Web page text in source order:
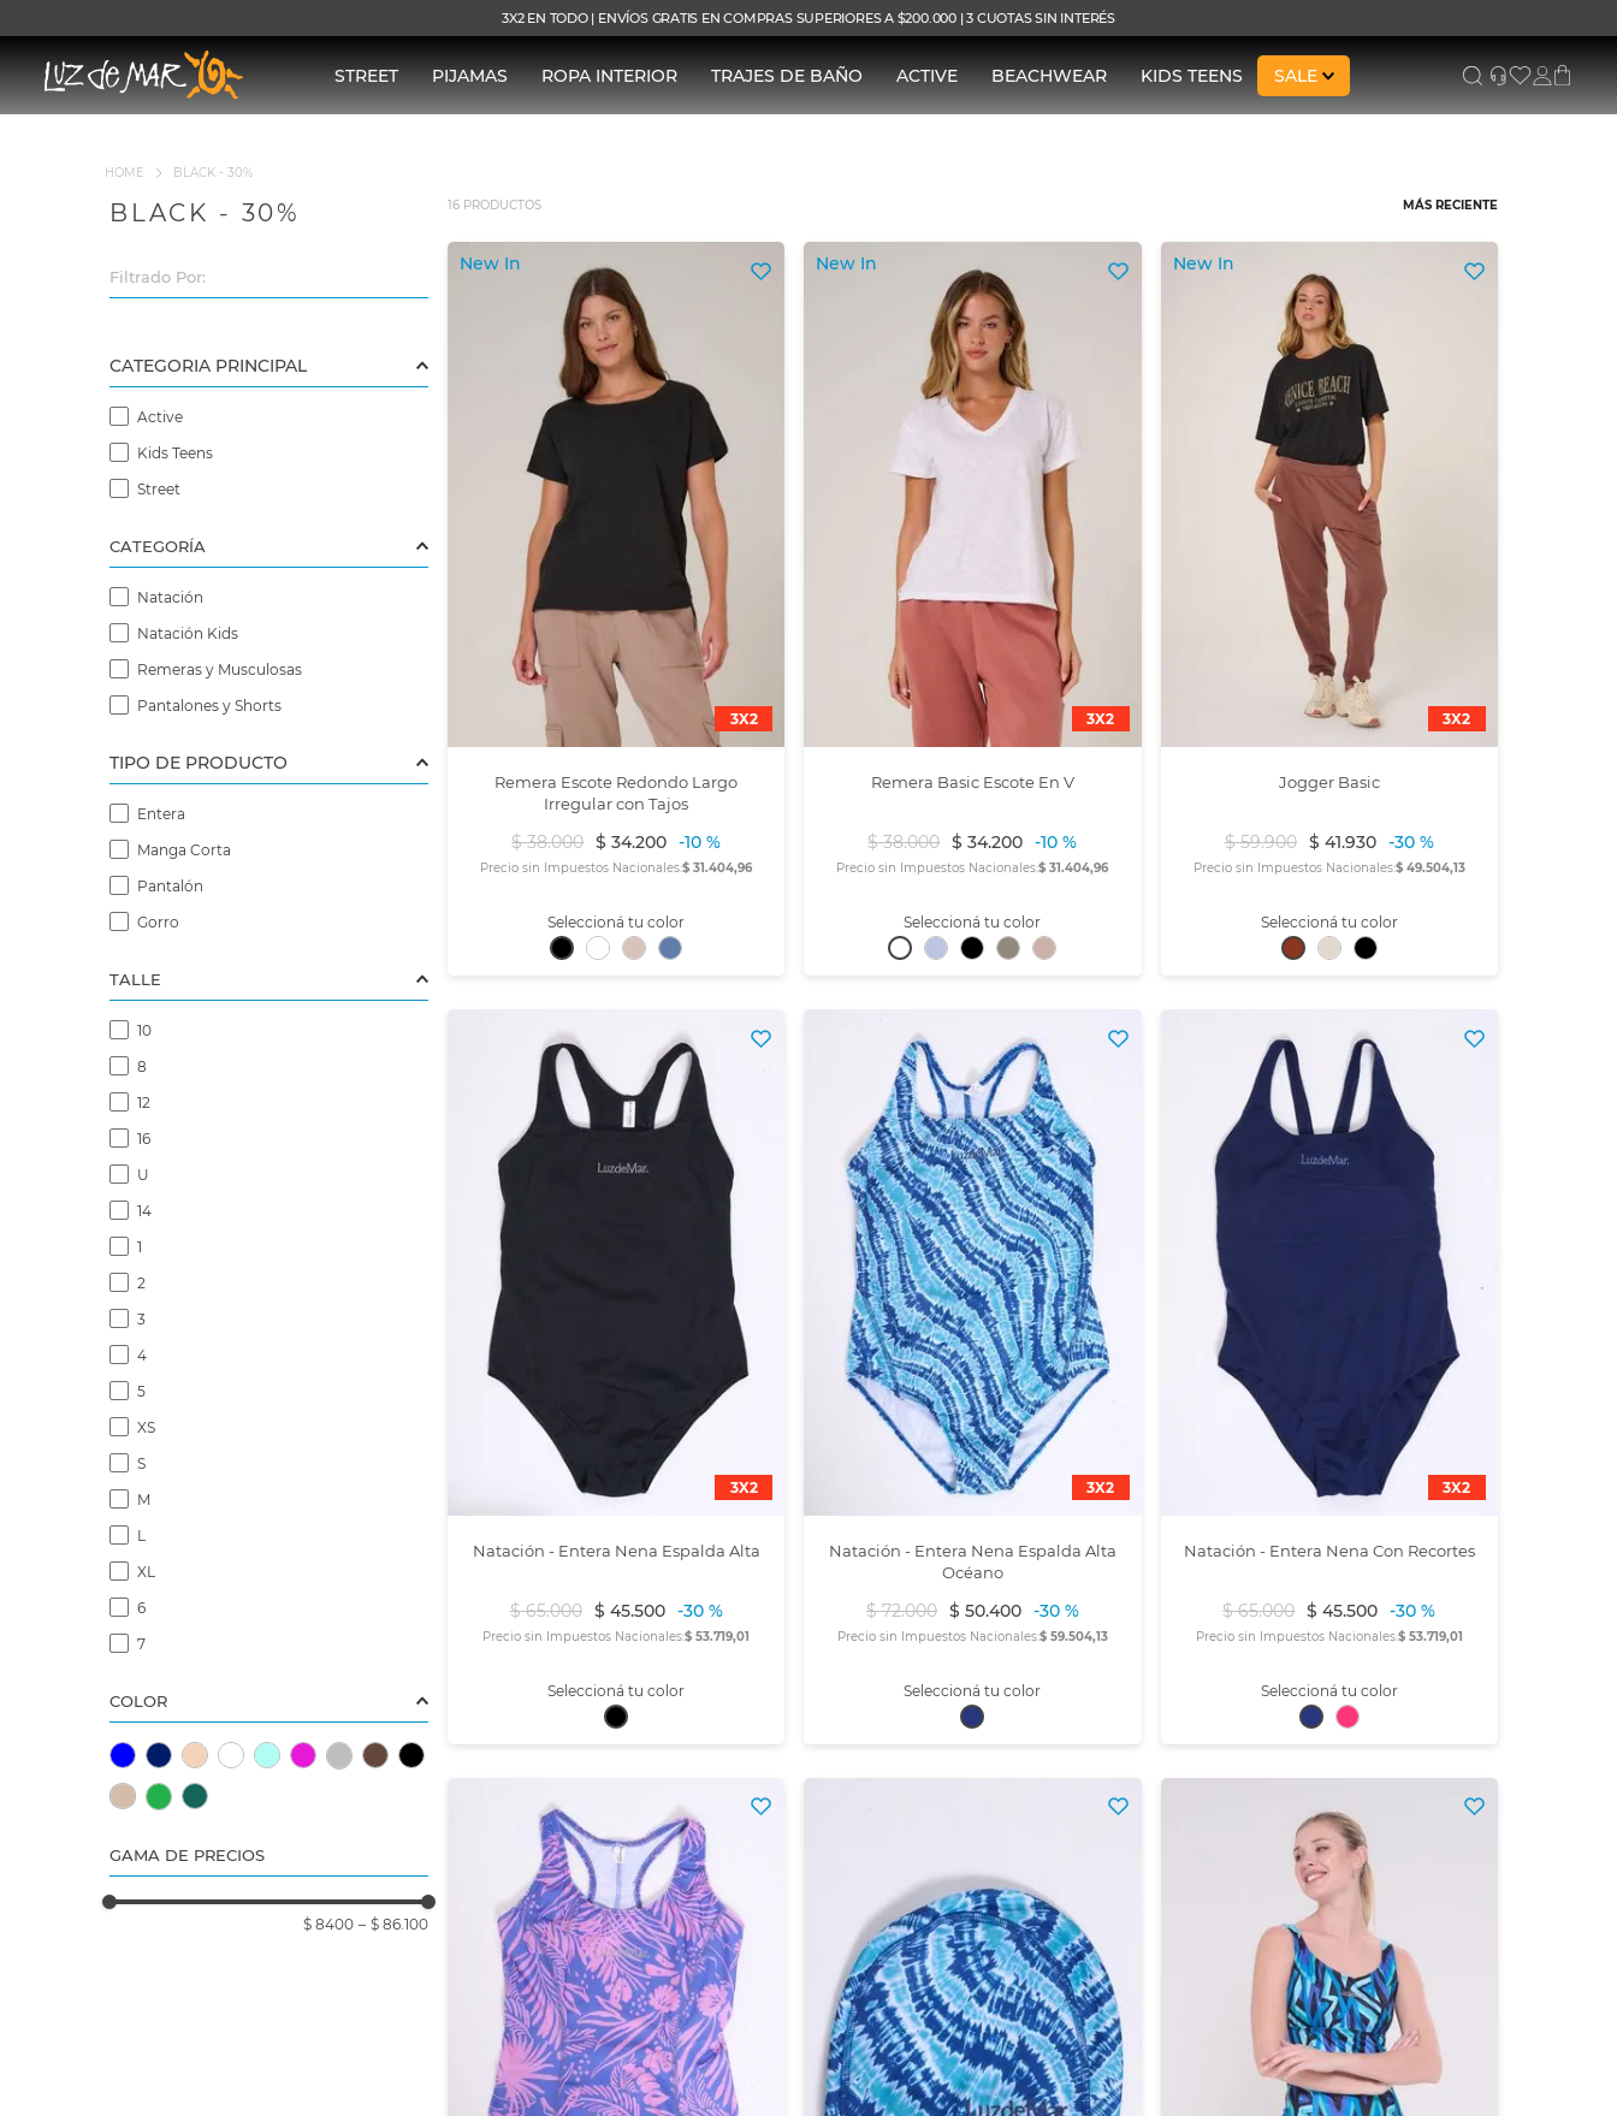
3X2 EN TODO | ENVÍOS GRATIS EN COMPRAS SUPERIORES A $200.000 | 3 CUOTAS SIN INTERÉS
STREET PIJAMAS ROPA INTERIOR TRAJES DE BAÑO ACTIVE BEACHWEAR KIDS TEENS SALE
BLACK - 30%
BLACK - 30%
Filtrado Por:
Active
Kids Teens
Street
CATEGORÍA
Natación
Natación Kids
Remeras y Musculosas
Pantalones y Shorts
Entera
Manga Corta
Pantalón
Gorro
TALLE
10
8
12
16
U
14
1
2
3
4
5
XS
S
M
L
XL
6
7
COLOR
GAMA DE PRECIOS
$ 8400 – $ 86.100
16 PRODUCTOS MÁS RECIENTE
New In
3X2
Remera Escote Redondo Largo
Irregular con Tajos
$ 38.000 $ 34.200 -10 %
Precio sin Impuestos Nacionales:$ 31.404,96
New In
3X2
Remera Basic Escote En V
$ 38.000 $ 34.200 -10 %
Precio sin Impuestos Nacionales:$ 31.404,96
New In
3X2
Jogger Basic
$ 59.900 $ 41.930 -30 %
Precio sin Impuestos Nacionales:$ 49.504,13
3X2
Natación - Entera Nena Espalda Alta
$ 65.000 $ 45.500 -30 %
Precio sin Impuestos Nacionales:$ 53.719,01
3X2
Natación - Entera Nena Espalda Alta
Océano
$ 72.000 $ 50.400 -30 %
Precio sin Impuestos Nacionales:$ 59.504,13
3X2
Natación - Entera Nena Con Recortes
$ 65.000 $ 45.500 -30 %
Precio sin Impuestos Nacionales:$ 53.719,01